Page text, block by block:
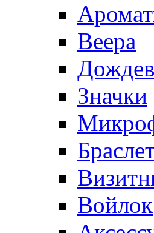
Веера
Значки
Войлок